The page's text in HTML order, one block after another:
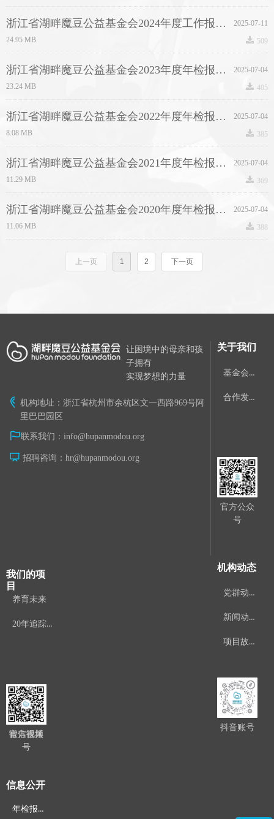
2025-07-11
浙江省湖畔魔豆公益基金会2024年度工作报告.pdf
끂 509
24.95 MB
2025-07-04
浙江省湖畔魔豆公益基金会2023年度年检报告.pdf
끂 405
23.24 MB
2025-07-04
浙江省湖畔魔豆公益基金会2022年度年检报告.pdf
끂 385
8.08 MB
2025-07-04
浙江省湖畔魔豆公益基金会2021年度年检报告.pdf
끂 369
11.29 MB
2025-07-04
浙江省湖畔魔豆公益基金会2020年度年检报告.pdf
끂 388
11.06 MB
上一页 1 2 下一页
让困境中的母亲和孩
子拥有
实现梦想的力量
ꀷ 机构地址：浙江省杭州市余杭区文一西路969号阿
里巴巴园区
ꄡ联系我们： info@hupanmodou.org
ꀣ 招聘咨询： hr@hupanmodou.org
关于我们
基金会简介
合作发展
我们的项
目
养育未来
20年追踪项目
机构动态
党群动态
新闻动态
项目故事
信息公开
年检报告
官方公众
号
官方微博
微信视频
号
抖音账号